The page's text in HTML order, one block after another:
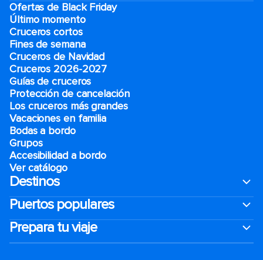
Ofertas de Black Friday
Último momento
Cruceros cortos
Fines de semana
Cruceros de Navidad
Cruceros 2026-2027
Guías de cruceros
Protección de cancelación
Los cruceros más grandes
Vacaciones en familia
Bodas a bordo
Grupos
Accesibilidad a bordo
Ver catálogo
Destinos
Puertos populares
Prepara tu viaje